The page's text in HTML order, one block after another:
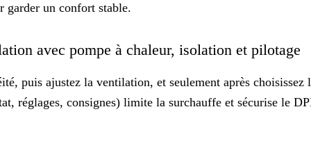
garder un confort stable.
avec pompe à chaleur, isolation et pilotage
puis ajustez la ventilation, et seulement après
réglages, consignes) limite la surchauffe et sécurise le